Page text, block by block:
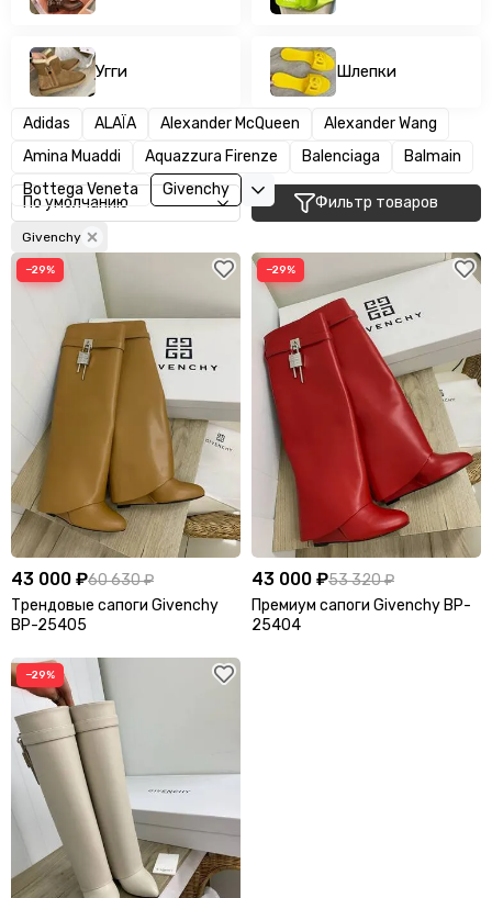
Угги Шлепки
Adidas ALAÏA Alexander McQueen
Alexander Wang
Amina Muaddi
Aquazzura Firenze Balenciaga
Balmain
Bottega Veneta
Givenchy
Фильтр товаров
Givenchy
−29%
43 000 ₽60 630 ₽
Трендовые сапоги Givenchy
BP-25405
−29%
43 000 ₽53 320 ₽
Премиум сапоги Givenchy BP-
25404
−29%